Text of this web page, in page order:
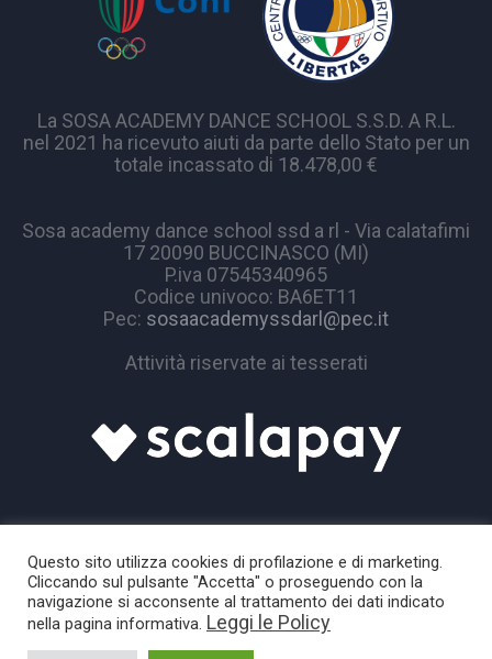
La SOSA ACADEMY DANCE SCHOOL S.S.D. A R.L.
nel 2021 ha ricevuto aiuti da parte dello Stato per un
totale incassato di 18.478,00 €
Sosa academy dance school ssd a rl - Via calatafimi
17 20090 BUCCINASCO (MI)
P.iva 07545340965
Codice univoco: BA6ET11
Pec: sosaacademyssdarl@pec.it
Attività riservate ai tesserati
Sosa Academy © 2024 / All Rights Reserved
Questo sito utilizza cookies di profilazione e di marketing.
Cliccando sul pulsante "Accetta" o proseguendo con la
navigazione si acconsente al trattamento dei dati indicato
nella pagina informativa. Leggi le Policy